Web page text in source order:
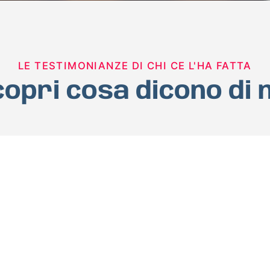
LE TESTIMONIANZE DI CHI CE L'HA FATTA
cosa dicono di